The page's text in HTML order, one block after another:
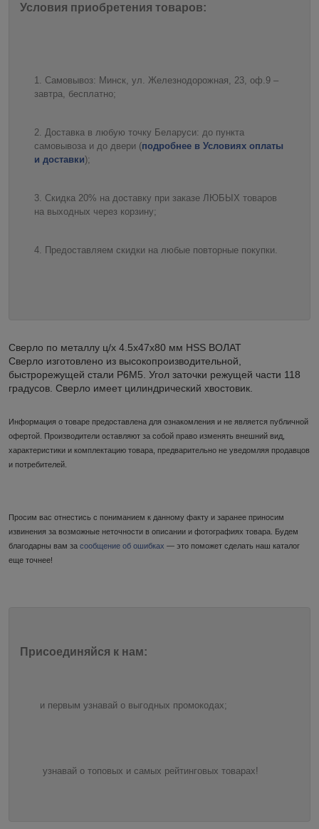
Условия приобретения товаров:
Самовывоз: Минск, ул. Железнодорожная, 23, оф.9 –
завтра, бесплатно;
Доставка в любую точку Беларуси: до пункта
самовывоза и до двери (подробнее в Условиях оплаты
и доставки);
Скидка 20% на доставку при заказе ЛЮБЫХ товаров
на выходных через корзину;
Предоставляем скидки на любые повторные покупки.
Сверло по металлу ц/х 4.5х47х80 мм HSS ВОЛАТ
Сверло изготовлено из высокопроизводительной,
быстрорежущей стали Р6М5. Угол заточки режущей части 118
градусов. Сверло имеет цилиндрический хвостовик.
Информация о товаре предоставлена для ознакомления и не является публичной
офертой. Производители оставляют за собой право изменять внешний вид,
характеристики и комплектацию товара, предварительно не уведомляя продавцов
и потребителей.
Просим вас отнестись с пониманием к данному факту и заранее приносим
извинения за возможные неточности в описании и фотографиях товара. Будем
благодарны вам за сообщение об ошибках — это поможет сделать наш каталог
еще точнее!
Присоединяйся к нам:
и первым узнавай о выгодных промокодах;
узнавай о топовых и самых рейтинговых товарах!